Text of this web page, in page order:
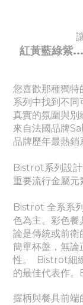
紅黃藍綠紫
您喜歡那種獨特
系列中找到不同
真實的氛圍與別
來自法國品牌
品牌歷年最熱銷
Bistrot系列設
重要流行金屬元
Bistrot 全系系
色為主。彩色餐
論是傳統或前衛
簡單杯盤，無論
性。
Bistrot細
的最佳代表作
握柄與餐具前端